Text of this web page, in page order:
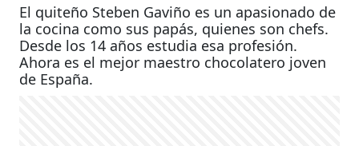
El quiteño Steben Gaviño es un apasionado de
la cocina como sus papás, quienes son chefs.
Desde los 14 años estudia esa profesión.
Ahora es el mejor maestro chocolatero joven
de España.